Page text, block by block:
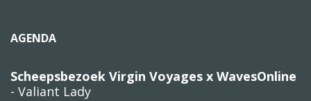
AGENDA
Scheepsbezoek Virgin Voyages x WavesOnline
- Valiant Lady